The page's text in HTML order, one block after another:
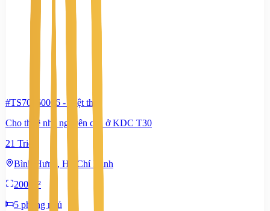
#TS70560006 -
Biệt thự
Cho thuê nhà nguyên căn ở KDC T30
21 Triệu
Bình Hưng, Hồ Chí Minh
200 m²
5 phòng ngủ